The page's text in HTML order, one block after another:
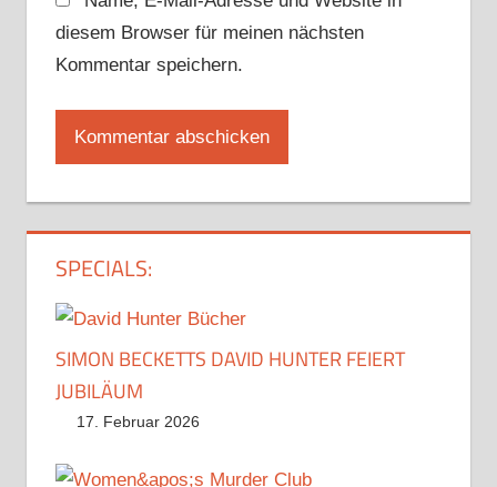
diesem Browser für meinen nächsten
Kommentar speichern.
SPECIALS:
SIMON BECKETTS DAVID HUNTER FEIERT
JUBILÄUM
17. Februar 2026